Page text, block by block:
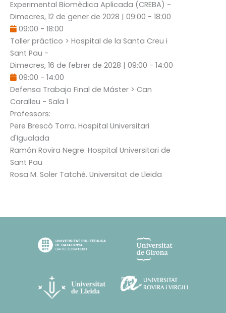
Experimental Biomèdica Aplicada (CREBA) -
Dimecres, 12 de gener de 2028 | 09:00 - 18:00
09:00 - 18:00
Taller práctico > Hospital de la Santa Creu i
Sant Pau -
Dimecres, 16 de febrer de 2028 | 09:00 - 14:00
09:00 - 14:00
Defensa Trabajo Final de Máster > Can
Caralleu - Sala 1
Professors:
Pere Brescó Torra. Hospital Universitari
d'Igualada
Ramón Rovira Negre. Hospital Universitari de
Sant Pau
Rosa M. Soler Tatché. Universitat de Lleida